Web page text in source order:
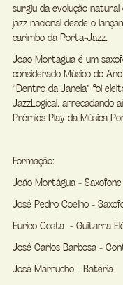
surgiu da evolução
jazz nacional desde o
carimbo da Porta-Jazz.
João Mortágua é um
considerado Músico do
“Dentro da Janela” foi
JazzLogical, arrecadando
Prémios Play da Música
Formação:
João Mortágua -
José Pedro Coelho -
Eurico Costa  - Guitarra
José Carlos Barbosa -
José Marrucho - Bateria